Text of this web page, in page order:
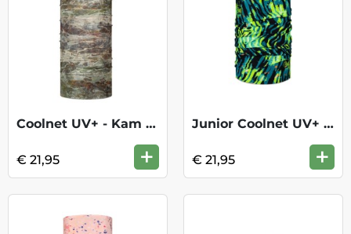
Coolnet UV+ - Kam Moss
€ 21,95 +
Junior Coolnet UV+ - Glowdden Multi
€ 21,95 +